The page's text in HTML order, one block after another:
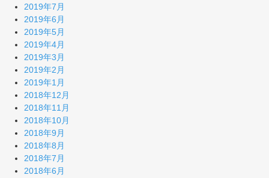
2019年7月
2019年6月
2019年5月
2019年4月
2019年3月
2019年2月
2019年1月
2018年12月
2018年11月
2018年10月
2018年9月
2018年8月
2018年7月
2018年6月